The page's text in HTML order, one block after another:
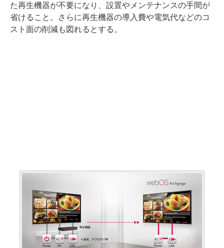
た再生機器が不要になり、設置やメンテナンスの手間が
省けること。さらに再生機器の導入費や電気代などのコ
スト面の削減も図れるとする。